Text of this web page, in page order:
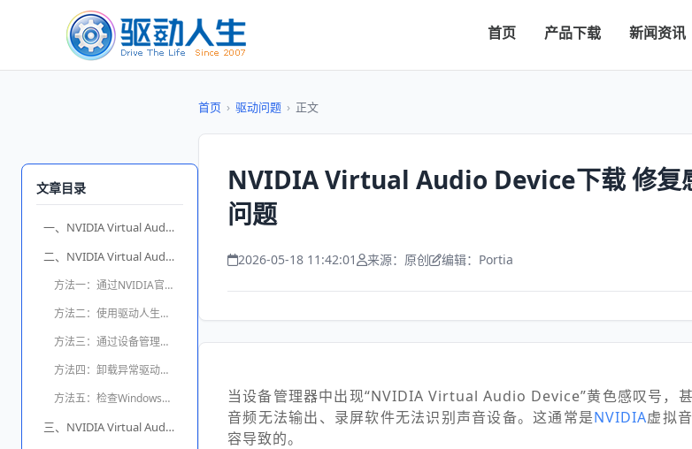
首页 产品下载 新闻资讯
文章目录
一、NVIDIA Virtual Audio Device是什么？
二、NVIDIA Virtual Audio Device下载方法
方法一：通过NVIDIA官网下载驱动
方法二：使用驱动人生自动下载修复
方法三：通过设备管理器更新驱动
方法四：卸载异常驱动后重新安装
方法五：检查Windows音频输出设置
三、NVIDIA Virtual Audio Device常见问题
首页 › 驱动问题 › 正文
NVIDIA Virtual Audio Device下载 修复
问题
2026-05-18 11:42:01 来源：原创 编辑：Portia
当设备管理器中出现“NVIDIA Virtual Audio Device”黄色感叹号，
音频无法输出、录屏软件无法识别声音设备。这通常是NVIDIA虚拟
容导致的。